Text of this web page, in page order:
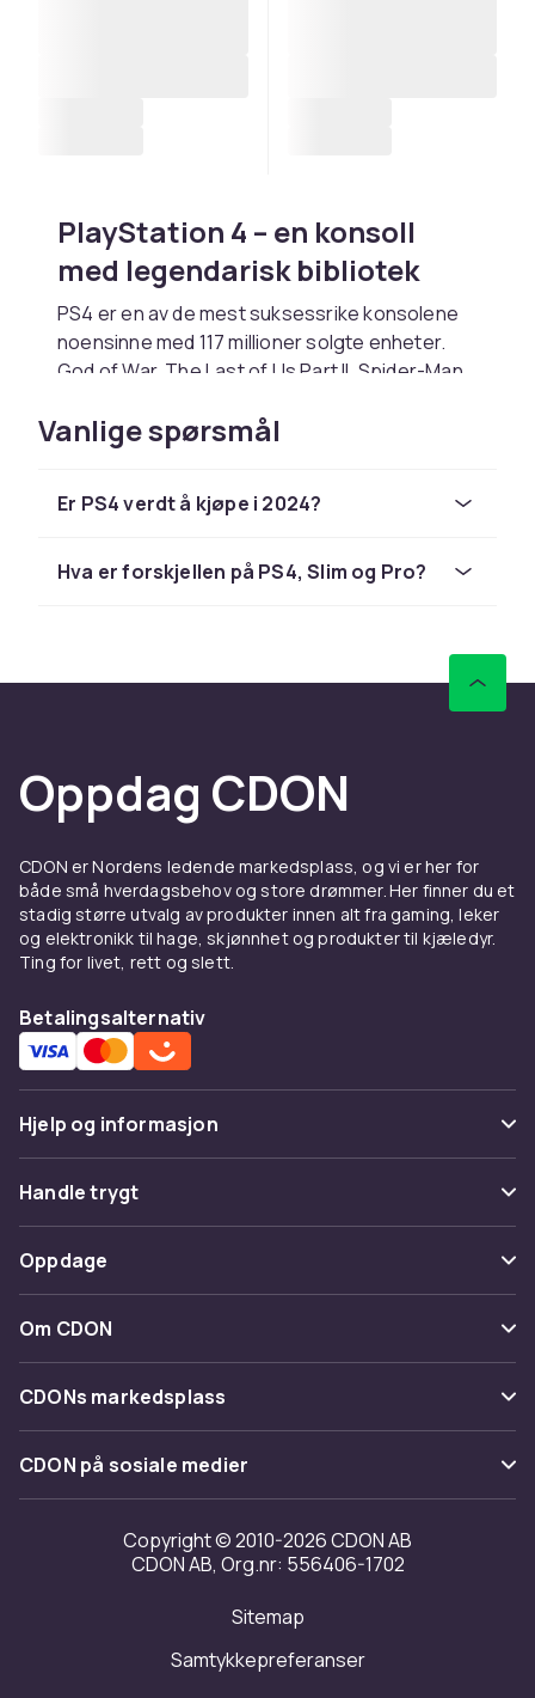
PlayStation 4 – en konsoll
med legendarisk bibliotek
PS4 er en av de mest suksessrike konsolene
noensinne med 117 millioner solgte enheter.
God of War, The Last of Us Part II, Spider-Man
mesterverk. Alle PS4-spill er kompatible med
PS5. PS4 Slim er kompakt, PS4 Pro har 4K-
PS4 tilbyr eksepsjonelt prisvennlig spilling med
konkurransedyktige priser med rask levering
og enkel returrett.
Vanlige spørsmål
Er PS4 verdt å kjøpe i 2024?
Hva er forskjellen på PS4, Slim og Pro?
Oppdag CDON
CDON er Nordens ledende markedsplass, og vi er her for
både små hverdagsbehov og store drømmer. Her finner du et
stadig større utvalg av produkter innen alt fra gaming, leker
og elektronikk til hage, skjønnhet og produkter til kjæledyr.
Ting for livet, rett og slett.
Betalingsalternativ
Hjelp og informasjon
Vanlige spørsmål
Spor pakke
Angre & returner her
Kontakt oss
Handle trygt
Betaling
Levering
Tilbakekallinger
Oppdage
Kategorier
Varemerker
Om CDON
Om oss
Kundeanmeldelser
Jobbe på CDON
Investor relations
Tilgjengelighet
CDONs markedsplass
Merchant Help Center
CDON på sosiale medier
Copyright © 2010-2026 CDON AB
CDON AB, Org.nr: 556406-1702
Sitemap
Samtykkepreferanser